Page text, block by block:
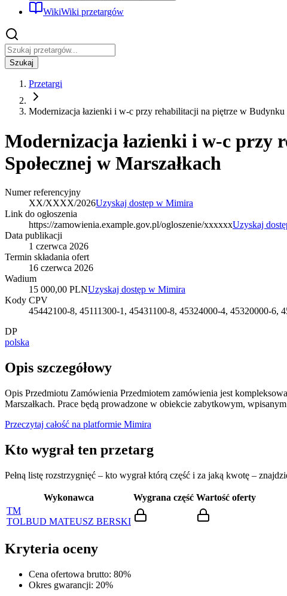
WikiWiki przetargów
Szukaj
Przetargi
Modernizacja łazienki i w-c przy rehabilitacji na piętrze w
Modernizacja łazienki i w-c przy
Społecznej w Marszałkach
Numer referencyjny
XX/XXXX/2026Uzyskaj dostęp w Mimira
Link do ogłoszenia
https://zamowienia.example.gov.pl/ogloszenie/xxxxxxUzyskaj
Data publikacji
1 czerwca 2026
Termin składania ofert
16 czerwca 2026
Wadium
15 000,00 PLNUzyskaj dostęp w Mimira
Kody CPV
45442100-8, 45111300-1, 45431100-8, 45324000-4, 45320000-
DP
polska
Opis szczegółowy
Opis Przedmiotu Zamówienia Przedmiotem zamówienia jest
Marszałkach. Prace będą prowadzone w obiekcie zabytkowym,
Przeczytaj całość na platformie Mimira
Kto wygrał ten przetarg
Pełną listę rozstrzygnięć – kto wygrał którą część i za jaką kwotę –
Wykonawca Wygrana część Wartość oferty
TM
TOLBUD MATEUSZ BERSKI
Kryteria oceny
Cena ofertowa brutto: 80%
Okres gwarancji: 20%